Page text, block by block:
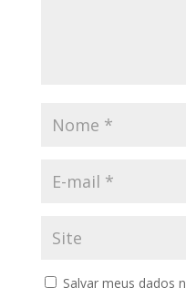
Salvar meus dados